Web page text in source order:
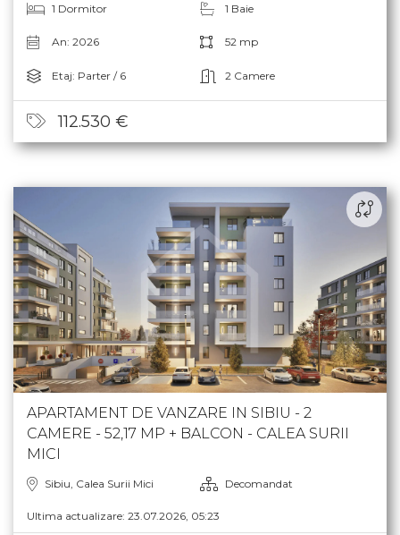
1 Dormitor 1 Baie
An: 2026 52 mp
Etaj: Parter / 6 2 Camere
112.530 €
APARTAMENT DE VANZARE IN SIBIU - 2
CAMERE - 52,17 MP + BALCON - CALEA SURII
MICI
Sibiu, Calea Surii Mici Decomandat
Ultima actualizare: 23.07.2026, 05:23